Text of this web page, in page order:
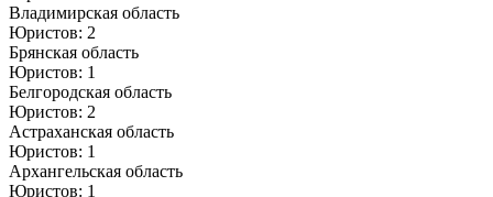
Владимирская область
Юристов: 2
Брянская область
Юристов: 1
Белгородская область
Юристов: 2
Астраханская область
Юристов: 1
Архангельская область
Юристов: 1